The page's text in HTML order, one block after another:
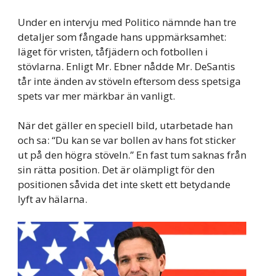
Under en intervju med Politico nämnde han tre
detaljer som fångade hans uppmärksamhet:
läget för vristen, tåfjädern och fotbollen i
stövlarna. Enligt Mr. Ebner nådde Mr. DeSantis
tår inte änden av stöveln eftersom dess spetsiga
spets var mer märkbar än vanligt.
När det gäller en speciell bild, utarbetade han
och sa: “Du kan se var bollen av hans fot sticker
ut på den högra stöveln.” En fast tum saknas från
sin rätta position. Det är olämpligt för den
positionen såvida det inte skett ett betydande
lyft av hälarna.